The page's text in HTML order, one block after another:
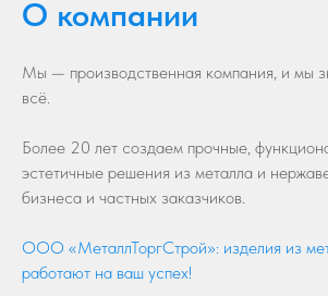
О компании
Мы — производственная компания, и мы
всё.
Более 20 лет создаем прочные,
эстетичные решения из металла и
бизнеса и частных заказчиков.
ООО «МеталлТоргСтрой»: изделия из
работают на ваш успех!